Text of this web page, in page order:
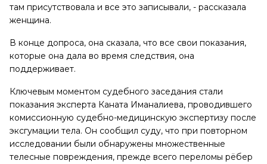
там присутствовала и все это записывали, - рассказала
женщина.
В конце допроса, она сказала, что все свои показания,
которые она дала во время следствия, она
поддерживает.
Ключевым моментом судебного заседания стали
показания эксперта Каната Иманалиева, проводившего
комиссионную судебно-медицинскую экспертизу после
эксгумации тела. Он сообщил суду, что при повторном
исследовании были обнаружены множественные
телесные повреждения, прежде всего переломы рёбер